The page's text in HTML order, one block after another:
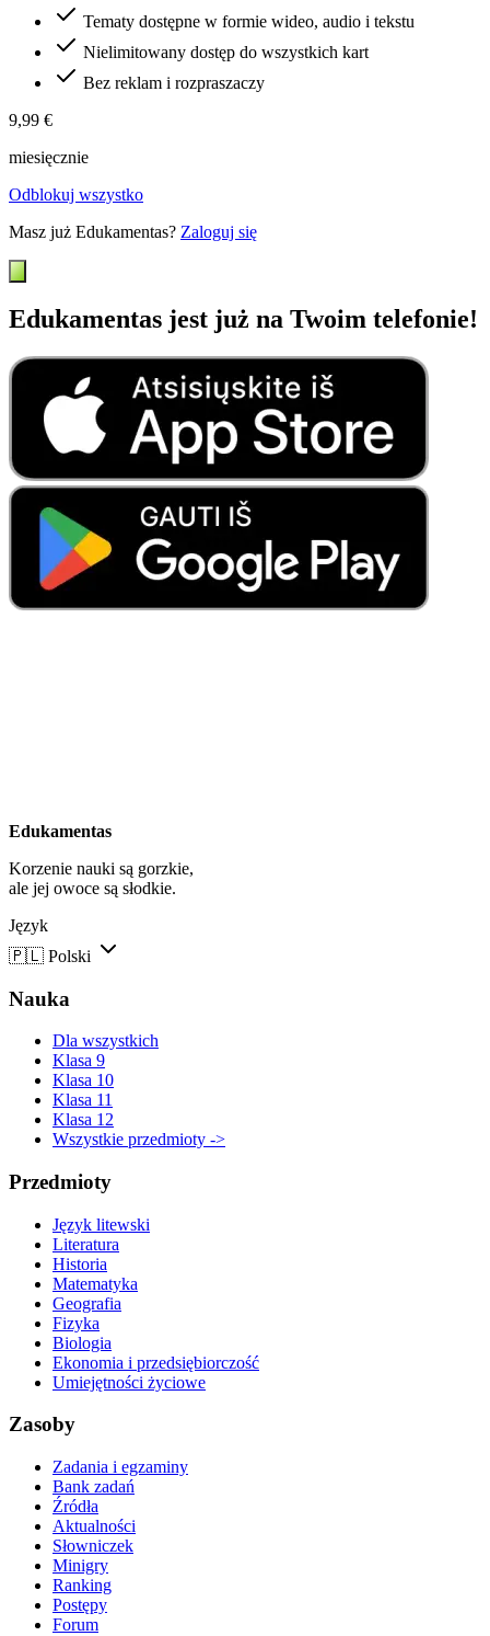
Tematy dostępne w formie wideo, audio i tekstu
Nielimitowany dostęp do wszystkich kart
Bez reklam i rozpraszaczy
9,99 €
miesięcznie
Odblokuj wszystko
Masz już Edukamentas? Zaloguj się
Edukamentas jest już na Twoim telefonie!
Edukamentas
Korzenie nauki są gorzkie,
ale jej owoce są słodkie.
Język
🇵🇱 Polski
Nauka
Dla wszystkich
Klasa 9
Klasa 10
Klasa 11
Klasa 12
Wszystkie przedmioty ->
Przedmioty
Język litewski
Literatura
Historia
Matematyka
Geografia
Fizyka
Biologia
Ekonomia i przedsiębiorczość
Umiejętności życiowe
Zasoby
Zadania i egzaminy
Bank zadań
Źródła
Aktualności
Słowniczek
Minigry
Ranking
Postępy
Forum